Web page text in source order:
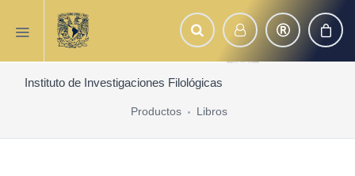
Instituto de Investigaciones Filológicas
Productos Libros